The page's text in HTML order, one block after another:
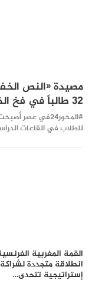
مصيدة «النص
32 طالباً في فخ الذكاء الاصطناعي؟
#المحور24 ​في
للطلاب في القاعات
انطلاقة متجددة لشراكة
إستراتيجية تتحدى…